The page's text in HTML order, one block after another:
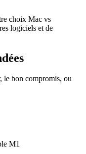
choix Mac vs
logiciels et de
le bon compromis, ou
M1